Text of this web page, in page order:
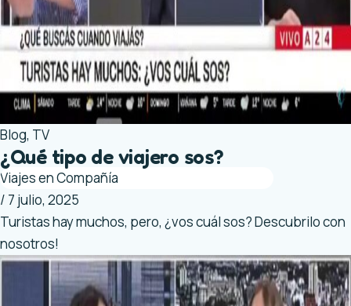
Blog, TV
¿Qué tipo de viajero sos?
Viajes en Compañía
/ 7 julio, 2025
Turistas hay muchos, pero, ¿vos cuál sos? Descubrilo con
nosotros!